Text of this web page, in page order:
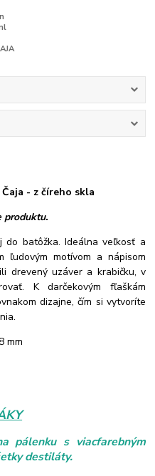
Čaja - z číreho skla
produktu.
do batôžka. Ideálna veľkosť a
motívom a nápisom
drevený uzáver a krabičku, v
K darčekovým fľaškám
dizajne, čím si vytvoríte
mm
pálenku s viacfarebným
destiláty.